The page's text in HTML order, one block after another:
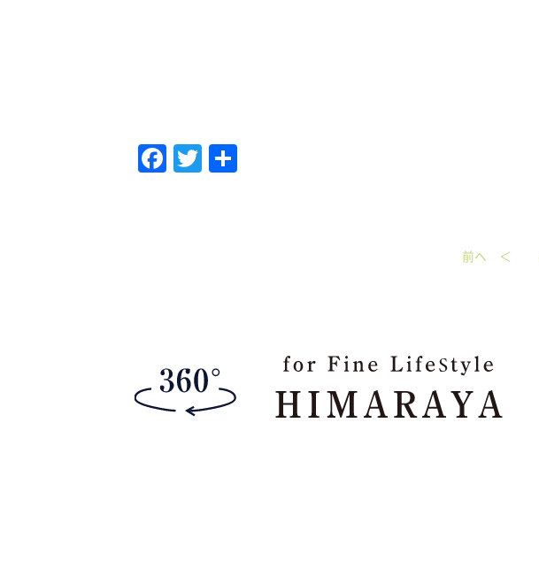
F
T
前へ ＜